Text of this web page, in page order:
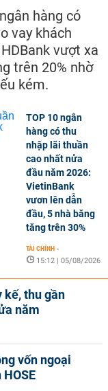
hàng có
vay khách
vượt xa
trên 20% nhờ
kém.
TOP 10 ngân
hàng có thu
nhập lãi thuần
cao nhất nửa
đầu năm 2026:
VietinBank
vươn lên dẫn
đầu, 5 nhà băng
tăng trên 30%
TÀI CHÍNH -
15:12 | 05/08/2026
kế, thu gần
năm
vốn ngoại